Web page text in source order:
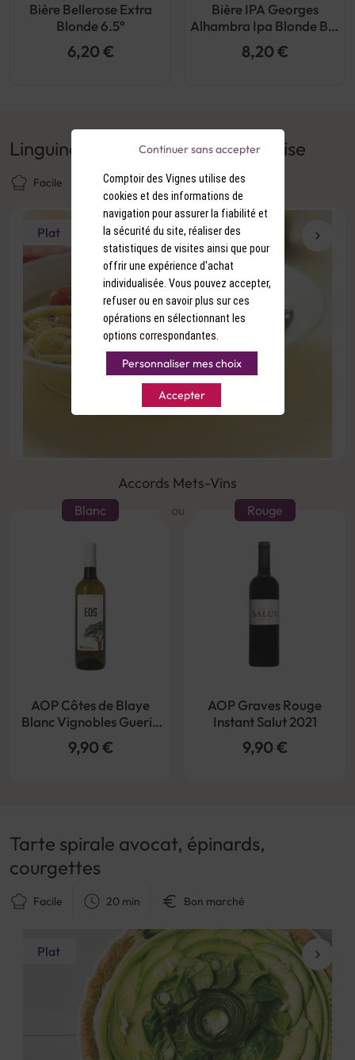
Bière Bellerose Extra
Blonde 6.5°
6,20 €
Bière IPA Georges
Alhambra Ipa Blonde Bio
5.5°
8,20 €
Plat
Linguine au pesto et tomates cerise
Facile 20 min Bon marché
Accords Mets-Vins
ou
Blanc
AOP Côtes de Blaye
Blanc Vignobles Guerin
Eos Bio 2022
9,90 €
Rouge
AOP Graves Rouge
Instant Salut 2021
9,90 €
Plat
Tarte spirale avocat, épinards,
courgettes
Facile 20 min Bon marché
Comptoir des Vignes utilise des
cookies et des informations de
navigation pour assurer la fiabilité et
la sécurité du site, réaliser des
statistiques de visites ainsi que pour
offrir une expérience d'achat
individualisée. Vous pouvez accepter,
refuser ou en savoir plus sur ces
opérations en sélectionnant les
options correspondantes.
Personnaliser mes choix
Accepter
Continuer sans accepter